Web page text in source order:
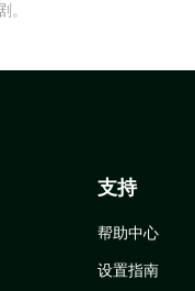
。
支持
帮助中心
设置指南